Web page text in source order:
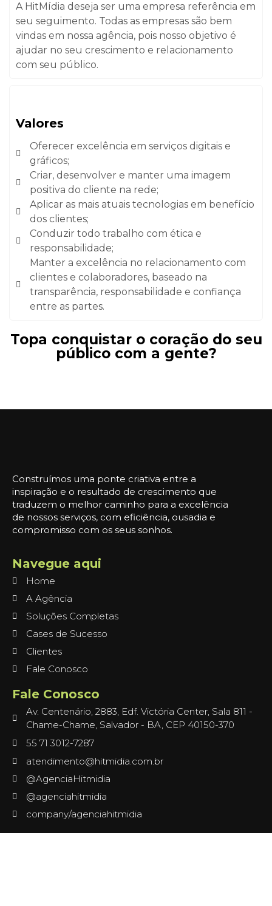
A HitMídia deseja ser uma empresa referência em
seu seguimento. Todas as empresas são bem
vindas em nossa agência, pois nosso objetivo é
ajudar no seu crescimento e relacionamento
com seu público.
Valores
Oferecer excelência em serviços digitais e
gráficos;
Criar, desenvolver e manter uma imagem
positiva do cliente na rede;
Aplicar as mais atuais tecnologias em benefício
dos clientes;
Conduzir todo trabalho com ética e
responsabilidade;
Manter a excelência no relacionamento com
clientes e colaboradores, baseado na
transparência, responsabilidade e confiança
entre as partes.
Topa conquistar o coração do seu
público com a gente?
Construímos uma ponte criativa entre a
inspiração e o resultado de crescimento que
traduzem o melhor caminho para a excelência
de nossos serviços, com eficiência, ousadia e
compromisso com os seus sonhos.
Navegue aqui
Home
A Agência
Soluções Completas
Cases de Sucesso
Clientes
Fale Conosco
Fale Conosco
Av. Centenário, 2883, Edf. Victória Center, Sala 811 -
Chame-Chame, Salvador - BA, CEP 40150-370
55 71 3012-7287
atendimento@hitmidia.com.br
@AgenciaHitmidia
@agenciahitmidia
company/agenciahitmidia